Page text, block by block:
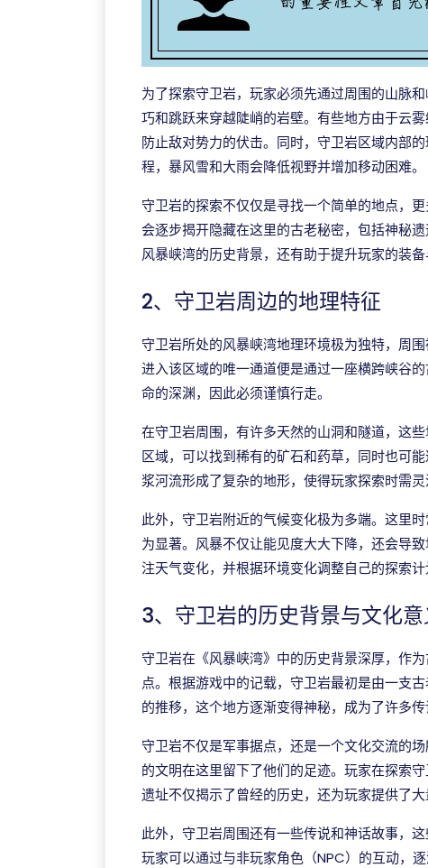
为了探索守卫岩，玩家必须先通过周围的山脉
巧和跳跃来穿越陡峭的岩壁。有些地方由于云
防止敌对势力的伏击。同时，守卫岩区域内部
程，暴风雪和大雨会降低视野并增加移动困难。
守卫岩的探索不仅仅是寻找一个简单的地点，
会逐步揭开隐藏在这里的古老秘密，包括神秘
风暴峡湾的历史背景，还有助于提升玩家的装备
2、守卫岩周边的地理特征
守卫岩所处的风暴峡湾地理环境极为独特，周
进入该区域的唯一通道便是通过一座横跨峡谷
命的深渊，因此必须谨慎行走。
在守卫岩周围，有许多天然的山洞和隧道，这
区域，可以找到稀有的矿石和药草，同时也可
浆河流形成了复杂的地形，使得玩家探索时需灵
此外，守卫岩附近的气候变化极为多端。这里
为显著。风暴不仅让能见度大大下降，还会导
注天气变化，并根据环境变化调整自己的探索计
3、守卫岩的历史背景与文化
守卫岩在《风暴峡湾》中的历史背景深厚，作
点。根据游戏中的记载，守卫岩最初是由一支
的推移，这个地方逐渐变得神秘，成为了许多传
守卫岩不仅是军事据点，还是一个文化交流的
的文明在这里留下了他们的足迹。玩家在探索
遗址不仅揭示了曾经的历史，还为玩家提供了大
此外，守卫岩周围还有一些传说和神话故事，
玩家可以通过与非玩家角色（NPC）的互动，